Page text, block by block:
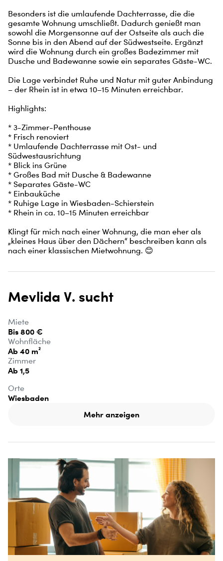
Besonders ist die umlaufende Dachterrasse, die die
gesamte Wohnung umschließt. Dadurch genießt man
sowohl die Morgensonne auf der Ostseite als auch die
Sonne bis in den Abend auf der Südwestseite. Ergänzt
wird die Wohnung durch ein großes Badezimmer mit
Dusche und Badewanne sowie ein separates Gäste-WC.
Die Lage verbindet Ruhe und Natur mit guter Anbindung
– der Rhein ist in etwa 10–15 Minuten erreichbar.
Highlights:
* 3-Zimmer-Penthouse
* Frisch renoviert
* Umlaufende Dachterrasse mit Ost- und
Südwestausrichtung
* Blick ins Grüne
* Großes Bad mit Dusche & Badewanne
* Separates Gäste-WC
* Einbauküche
* Ruhige Lage in Wiesbaden-Schierstein
* Rhein in ca. 10–15 Minuten erreichbar
Klingt für mich nach einer Wohnung, die man eher als
„kleines Haus über den Dächern“ beschreiben kann als
nach einer klassischen Mietwohnung. 😊
Mevlida V. sucht
Miete
Bis 800 €
Wohnfläche
Ab 40 m²
Zimmer
Ab 1,5
Orte
Wiesbaden
Mehr anzeigen